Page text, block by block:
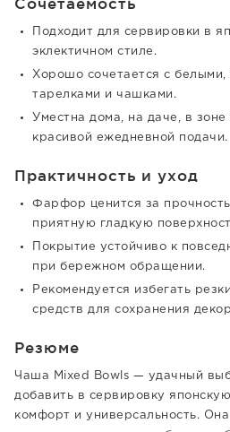
Подходит для сервировки в
эклектичном стиле.
Хорошо сочетается с
тарелками и чашками.
Уместна дома, на даче, в
красивой ежедневной подачи.
Практичность и уход
Фарфор ценится за
приятную гладкую
Покрытие устойчиво к
при бережном обращении.
Рекомендуется избегать
средств для сохранения
Резюме
Чаша Mixed Bowls — удачный
добавить в сервировку
комфорт и универсальность.